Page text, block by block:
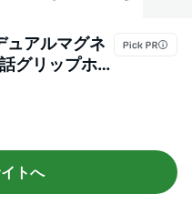
ュアルマグネ
グリップホル
き 両面磁気
用磁力サポ
ク
トへ